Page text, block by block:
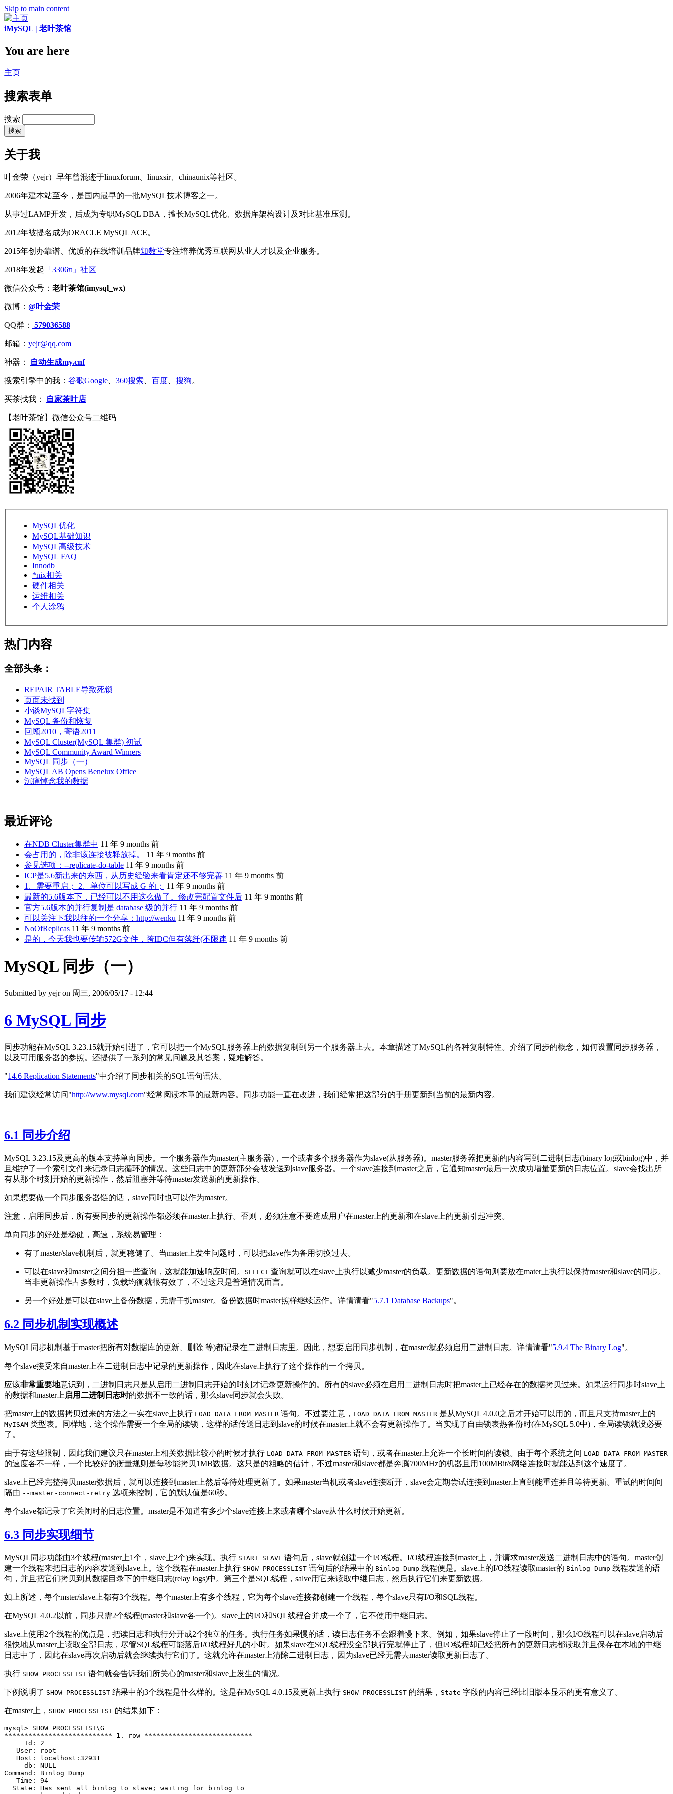
Skip to main content
iMySQL | 老叶茶馆
You are here
主页
搜索表单
搜索
关于我
叶金荣（yejr）早年曾混迹于linuxforum、linuxsir、chinaunix等社区。
2006年建本站至今，是国内最早的一批MySQL技术博客之一。
从事过LAMP开发，后成为专职MySQL DBA，擅长MySQL优化、数据库架构设计及对比基准压测。
2012年被提名成为ORACLE MySQL ACE。
2015年创办靠谱、优质的在线培训品牌知数堂专注培养优秀互联网从业人才以及企业服务。
2018年发起 「3306π」社区
微信公众号： 老叶茶馆(imysql_wx)
微博： @叶金荣
QQ群： 579036588
邮箱： yejr@qq.com
神器： 自动生成my.cnf
搜索引擎中的我： 谷歌Google、 360搜索、 百度、 搜狗。
买茶找我： 自家茶叶店
【老叶茶馆】微信公众号二维码
MySQL优化
MySQL基础知识
MySQL高级技术
MySQL FAQ
Innodb
*nix相关
硬件相关
运维相关
个人涂鸦
热门内容
全部头条：
REPAIR TABLE导致死锁
页面未找到
小谈MySQL字符集
MySQL 备份和恢复
回顾2010，寄语2011
MySQL Cluster(MySQL 集群) 初试
MySQL Community Award Winners
MySQL 同步（一）
MySQL AB Opens Benelux Office
沉痛悼念我的数据
最近评论
在NDB Cluster集群中 11 年 9 months 前
会占用的，除非该连接被释放掉。
11 年 9 months 前
参见选项：--replicate-do-table 11 年 9 months 前
ICP是5.6新出来的东西，从历史经验来看肯定还不够完善 11 年 9 months 前
1、需要重启； 2、单位可以写成 G 的；
11 年 9 months 前
最新的5.6版本下，已经可以不用这么做了。修改完配置文件后 11 年 9 months 前
官方5.6版本的并行复制是 database 级的并行 11 年 9 months 前
可以关注下我以往的一个分享：http://wenku 11 年 9 months 前
NoOfReplicas 11 年 9 months 前
是的，今天我也要传输572G文件，跨IDC但有落纤(不限速 11 年 9 months 前
MySQL 同步（一）
Submitted by yejron 周三, 2006/05/17 - 12:44
6 MySQL 同步
同步功能在MySQL 3.23.15就开始引进了，它可以把一个MySQL服务器上的数据复制到另一个服务器上去。本章描述了MySQL的各种复制特性。介绍了同步的概念，如何设置同步服务器，
以及可用服务器的参照。还提供了一系列的常见问题及其答案，疑难解答。
"14.6 Replication Statements"中介绍了同步相关的SQL语句语法。
我们建议经常访问"http://www.mysql.com"经常阅读本章的最新内容。同步功能一直在改进，我们经常把这部分的手册更新到当前的最新内容。
6.1 同步介绍
MySQL 3.23.15及更高的版本支持单向同步。一个服务器作为master(主服务器)，一个或者多个服务器作为slave(从服务器)。master服务器把更新的内容写到二进制日志(binary log或binlog)中，并
且维护了一个索引文件来记录日志循环的情况。这些日志中的更新部分会被发送到slave服务器。一个slave连接到master之后，它通知master最后一次成功增量更新的日志位置。slave会找出所
有从那个时刻开始的更新操作，然后阻塞并等待master发送新的更新操作。
如果想要做一个同步服务器链的话，slave同时也可以作为master。
注意，启用同步后，所有要同步的更新操作都必须在master上执行。否则，必须注意不要造成用户在master上的更新和在slave上的更新引起冲突。
单向同步的好处是稳健，高速，系统易管理：
有了master/slave机制后，就更稳健了。当master上发生问题时，可以把slave作为备用切换过去。
可以在slave和master之间分担一些查询，这就能加速响应时间。 SELECT 查询就可以在slave上执行以减少master的负载。更新数据的语句则要放在mater上执行以保持master和slave的同步。
当非更新操作占多数时，负载均衡就很有效了，不过这只是普通情况而言。
另一个好处是可以在slave上备份数据，无需干扰master。备份数据时master照样继续运作。详情请看"5.7.1 Database Backups"。
6.2 同步机制实现概述
MySQL同步机制基于master把所有对数据库的更新、删除 等)都记录在二进制日志里。因此，想要启用同步机制，在master就必须启用二进制日志。详情请看"5.9.4 The Binary Log"。
每个slave接受来自master上在二进制日志中记录的更新操作，因此在slave上执行了这个操作的一个拷贝。
应该非常重要地意识到，二进制日志只是从启用二进制日志开始的时刻才记录更新操作的。所有的slave必须在启用二进制日志时把master上已经存在的数据拷贝过来。如果运行同步时slave上
的数据和master上 启用二进制日志时的数据不一致的话，那么slave同步就会失败。
把master上的数据拷贝过来的方法之一实在slave上执行 LOAD DATA FROM MASTER 语句。不过要注意， LOAD DATA FROM MASTER 是从MySQL 4.0.0之后才开始可以用的，而且只支持master上的
MyISAM 类型表。同样地，这个操作需要一个全局的读锁，这样的话传送日志到slave的时候在master上就不会有更新操作了。当实现了自由锁表热备份时(在MySQL 5.0中)，全局读锁就没必要
了。
由于有这些限制，因此我们建议只在master上相关数据比较小的时候才执行 LOAD DATA FROM MASTER 语句，或者在master上允许一个长时间的读锁。由于每个系统之间 LOAD DATA FROM MASTER
的速度各不一样，一个比较好的衡量规则是每秒能拷贝1MB数据。这只是的粗略的估计，不过master和slave都是奔腾700MHz的机器且用100MBit/s网络连接时就能达到这个速度了。
slave上已经完整拷贝master数据后，就可以连接到master上然后等待处理更新了。如果master当机或者slave连接断开，slave会定期尝试连接到master上直到能重连并且等待更新。重试的时间间
隔由 --master-connect-retry 选项来控制，它的默认值是60秒。
每个slave都记录了它关闭时的日志位置。msater是不知道有多少个slave连接上来或者哪个slave从什么时候开始更新。
6.3 同步实现细节
MySQL同步功能由3个线程(master上1个，slave上2个)来实现。执行 START SLAVE 语句后，slave就创建一个I/O线程。I/O线程连接到master上，并请求master发送二进制日志中的语句。master创
建一个线程来把日志的内容发送到slave上。这个线程在master上执行 SHOW PROCESSLIST 语句后的结果中的 Binlog Dump 线程便是。slave上的I/O线程读取master的 Binlog Dump 线程发送的语
句，并且把它们拷贝到其数据目录下的中继日志(relay logs)中。第三个是SQL线程，salve用它来读取中继日志，然后执行它们来更新数据。
如上所述，每个mster/slave上都有3个线程。每个master上有多个线程，它为每个slave连接都创建一个线程，每个slave只有I/O和SQL线程。
在MySQL 4.0.2以前，同步只需2个线程(master和slave各一个)。slave上的I/O和SQL线程合并成一个了，它不使用中继日志。
slave上使用2个线程的优点是，把读日志和执行分开成2个独立的任务。执行任务如果慢的话，读日志任务不会跟着慢下来。例如，如果slave停止了一段时间，那么I/O线程可以在slave启动后
很快地从master上读取全部日志，尽管SQL线程可能落后I/O线程好几的小时。如果slave在SQL线程没全部执行完就停止了，但I/O线程却已经把所有的更新日志都读取并且保存在本地的中继
日志中了，因此在slave再次启动后就会继续执行它们了。这就允许在master上清除二进制日志，因为slave已经无需去master读取更新日志了。
执行 SHOW PROCESSLIST 语句就会告诉我们所关心的master和slave上发生的情况。
下例说明了 SHOW PROCESSLIST 结果中的3个线程是什么样的。这是在MySQL 4.0.15及更新上执行 SHOW PROCESSLIST 的结果， State 字段的内容已经比旧版本显示的更有意义了。
在master上， SHOW PROCESSLIST 的结果如下：
mysql> SHOW PROCESSLIST\G
*************************** 1. row ***************************
     Id: 2
   User: root
   Host: localhost:32931
     db: NULL
Command: Binlog Dump
   Time: 94
  State: Has sent all binlog to slave; waiting for binlog to